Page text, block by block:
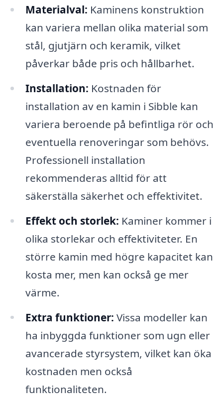
Materialval: Kaminens konstruktion
kan variera mellan olika material som
stål, gjutjärn och keramik, vilket
påverkar både pris och hållbarhet.
Installation: Kostnaden för
installation av en kamin i Sibble kan
variera beroende på befintliga rör och
eventuella renoveringar som behövs.
Professionell installation
rekommenderas alltid för att
säkerställa säkerhet och effektivitet.
Effekt och storlek: Kaminer kommer i
olika storlekar och effektiviteter. En
större kamin med högre kapacitet kan
kosta mer, men kan också ge mer
värme.
Extra funktioner: Vissa modeller kan
ha inbyggda funktioner som ugn eller
avancerade styrsystem, vilket kan öka
kostnaden men också
funktionaliteten.